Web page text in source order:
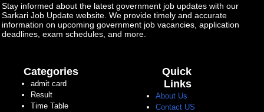
Stay informed about the latest government job updates with our
Sarkari Job Update website. We provide timely and accurate
information on upcoming government job vacancies, application
deadlines, exam schedules, and more.
Categories
admit card
Result
Time Table
Quick
Links
About Us
Contact US